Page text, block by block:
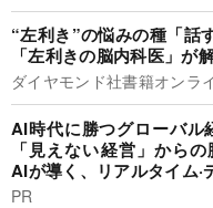
“左利き”の悩みの種「話
「左利きの脳内科医」が
ダイヤモンド社書籍オンラ
AI時代に勝つグローバル
「見えない経営」から
AIが導く、リアルタイム·
PR